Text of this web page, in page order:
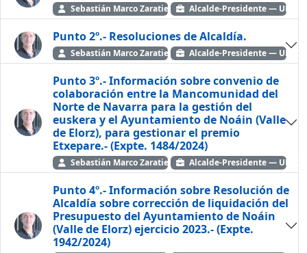
Sebastián Marco Zaratiegui Alcalde-Presidente — UNION
Punto 2º.- Resoluciones de Alcaldía.
Sebastián Marco Zaratiegui Alcalde-Presidente — UNION
Punto 3º.- Información sobre convenio de
colaboración entre la Mancomunidad del
Norte de Navarra para la gestión del
euskera y el Ayuntamiento de Noáin (Valle
de Elorz), para gestionar el premio
Etxepare.- (Expte. 1484/2024)
Sebastián Marco Zaratiegui Alcalde-Presidente — UNION
Punto 4º.- Información sobre Resolución de
Alcaldía sobre corrección de liquidación del
Presupuesto del Ayuntamiento de Noáin
(Valle de Elorz) ejercicio 2023.- (Expte.
1942/2024)